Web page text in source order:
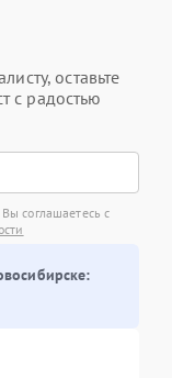
оставьте
с радостью
соглашаетесь с